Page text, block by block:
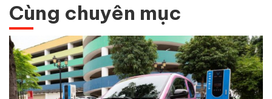
Cùng chuyên mục